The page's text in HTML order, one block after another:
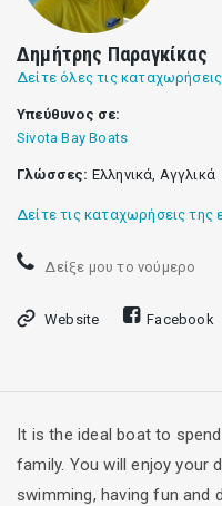
Δημήτρης Παραγκίκας
Δείτε όλες τις καταχωρήσεις
Υπεύθυνος σε:
Sivota Bay Boats
Γλώσσες: Ελληνικά, Αγγλικά
Δείτε τις καταχωρήσεις της
Δείξε μου το νούμερο
Website Facebook
It is the ideal boat to
family. You will enjoy your
swimming, having fun and